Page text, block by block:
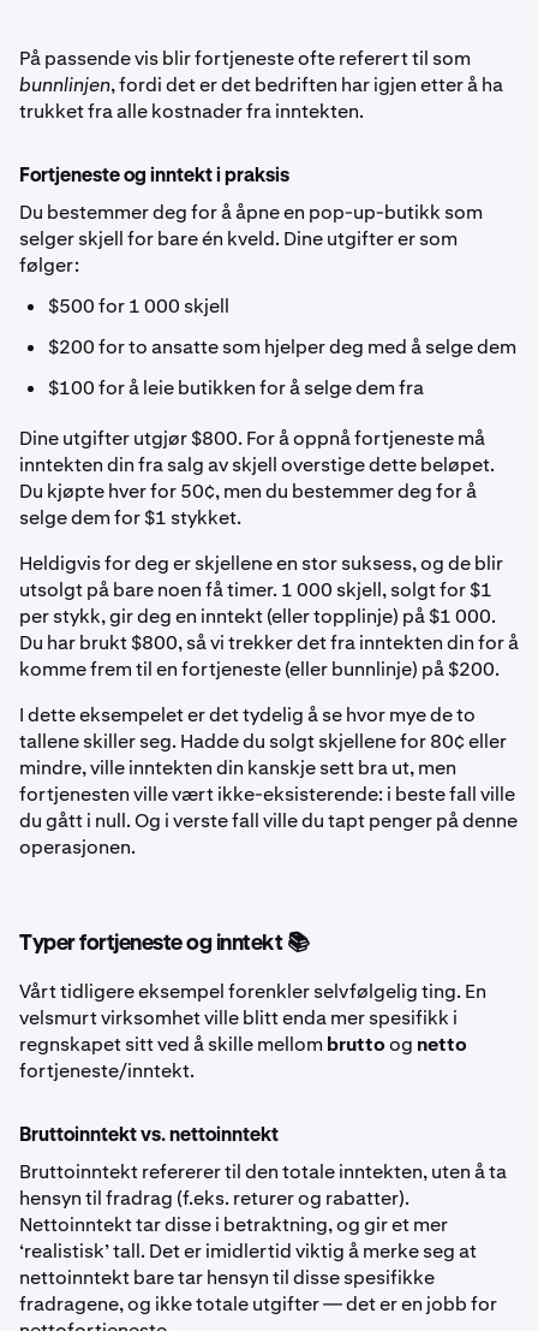
På passende vis blir fortjeneste ofte referert til som
bunnlinjen, fordi det er det bedriften har igjen etter å ha
trukket fra alle kostnader fra inntekten.
Fortjeneste og inntekt i praksis
Du bestemmer deg for å åpne en pop-up-butikk som
selger skjell for bare én kveld. Dine utgifter er som
følger:
$500 for 1 000 skjell
$200 for to ansatte som hjelper deg med å selge dem
$100 for å leie butikken for å selge dem fra
Dine utgifter utgjør $800. For å oppnå fortjeneste må
inntekten din fra salg av skjell overstige dette beløpet.
Du kjøpte hver for 50¢, men du bestemmer deg for å
selge dem for $1 stykket.
Heldigvis for deg er skjellene en stor suksess, og de blir
utsolgt på bare noen få timer. 1 000 skjell, solgt for $1
per stykk, gir deg en inntekt (eller topplinje) på $1 000.
Du har brukt $800, så vi trekker det fra inntekten din for å
komme frem til en fortjeneste (eller bunnlinje) på $200.
I dette eksempelet er det tydelig å se hvor mye de to
tallene skiller seg. Hadde du solgt skjellene for 80¢ eller
mindre, ville inntekten din kanskje sett bra ut, men
fortjenesten ville vært ikke-eksisterende: i beste fall ville
du gått i null. Og i verste fall ville du tapt penger på denne
operasjonen.
Typer fortjeneste og inntekt 📚
Vårt tidligere eksempel forenkler selvfølgelig ting. En
velsmurt virksomhet ville blitt enda mer spesifikk i
regnskapet sitt ved å skille mellom bruttoog netto
fortjeneste/inntekt.
Bruttoinntekt vs. nettoinntekt
Bruttoinntekt refererer til den totale inntekten, uten å ta
hensyn til fradrag (f.eks. returer og rabatter).
Nettoinntekt tar disse i betraktning, og gir et mer
‘realistisk’ tall. Det er imidlertid viktig å merke seg at
nettoinntekt bare tar hensyn til disse spesifikke
fradragene, og ikke totale utgifter — det er en jobb for